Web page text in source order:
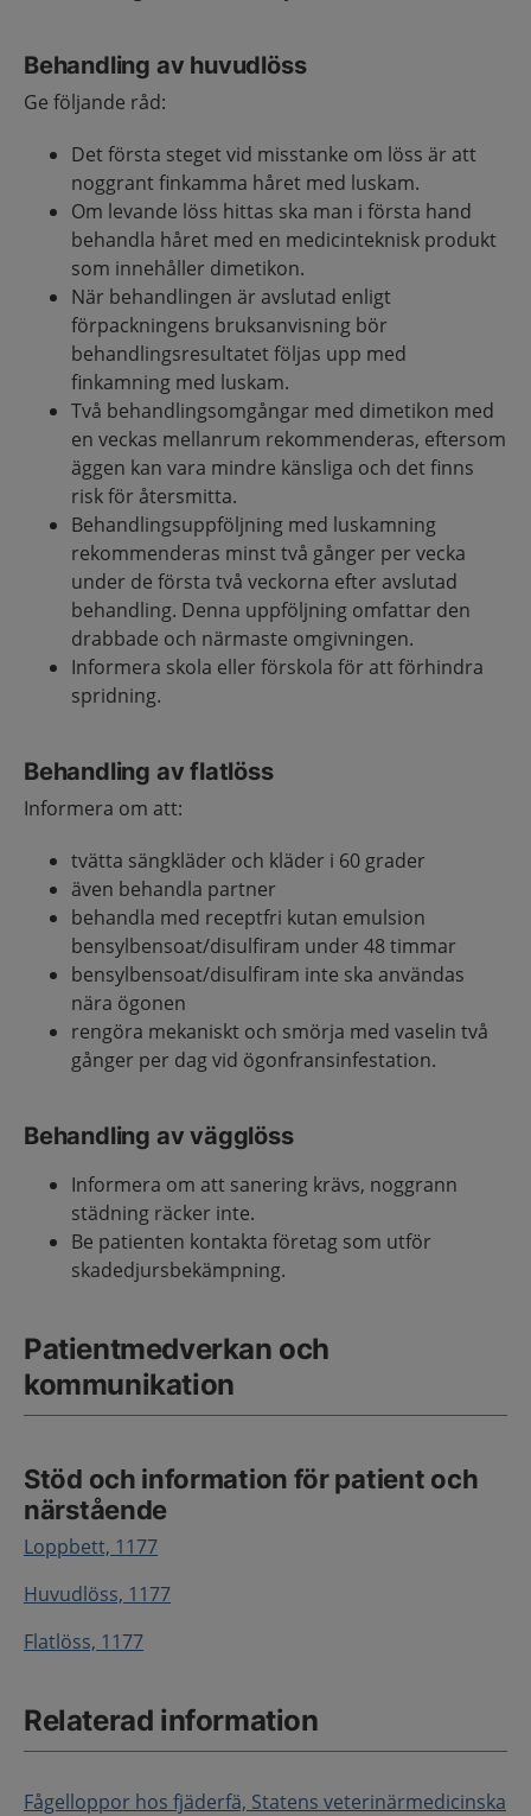
Behandling av huvudlöss
Ge följande råd:
Det första steget vid misstanke om löss är att
noggrant finkamma håret med luskam.
Om levande löss hittas ska man i första hand
behandla håret med en medicinteknisk produkt
som innehåller dimetikon.
När behandlingen är avslutad enligt
förpackningens bruksanvisning bör
behandlingsresultatet följas upp med
finkamning med luskam.
Två behandlingsomgångar med dimetikon med
en veckas mellanrum rekommenderas, eftersom
äggen kan vara mindre känsliga och det finns
risk för återsmitta.
Behandlingsuppföljning med luskamning
rekommenderas minst två gånger per vecka
under de första två veckorna efter avslutad
behandling. Denna uppföljning omfattar den
drabbade och närmaste omgivningen.
Informera skola eller förskola för att förhindra
spridning.
Behandling av flatlöss
Informera om att:
tvätta sängkläder och kläder i 60 grader
även behandla partner
behandla med receptfri kutan emulsion
bensylbensoat/disulfiram under 48 timmar
bensylbensoat/disulfiram inte ska användas
nära ögonen
rengöra mekaniskt och smörja med vaselin två
gånger per dag vid ögonfransinfestation.
Behandling av vägglöss
Informera om att sanering krävs, noggrann
städning räcker inte.
Be patienten kontakta företag som utför
skadedjursbekämpning.
Patientmedverkan och
kommunikation
Stöd och information för patient och
närstående
Loppbett, 1177
Huvudlöss, 1177
Flatlöss, 1177
Relaterad information
Fågelloppor hos fjäderfä, Statens veterinärmedicinska